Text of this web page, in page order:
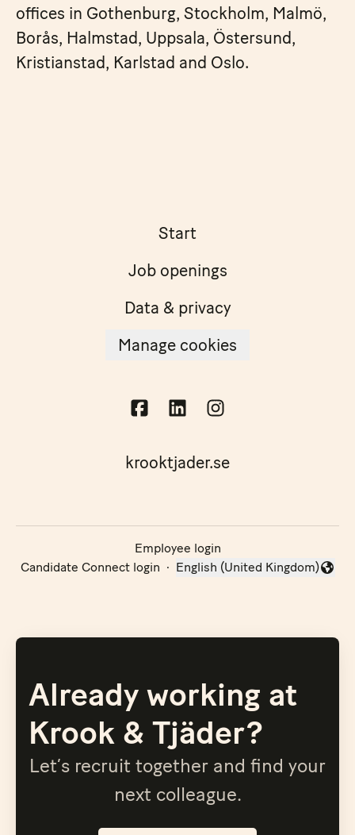
offices in Gothenburg, Stockholm, Malmö,
Borås, Halmstad, Uppsala, Östersund,
Kristianstad, Karlstad and Oslo.
Start
Job openings
Data & privacy
Manage cookies
krooktjader.se
Employee login
Candidate Connect login ·
Change language
English (United Kingdom)
Already working at
Krook & Tjäder?
Let’s recruit together and find your
next colleague.